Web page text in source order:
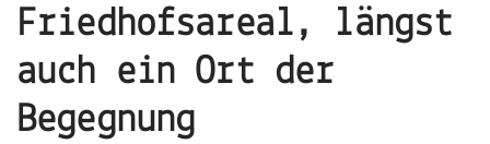
Friedhofsareal, längst
auch ein Ort der
Begegnung